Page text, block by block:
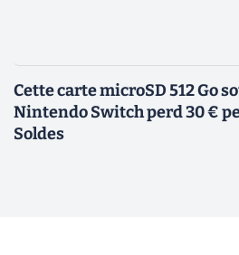
Cette carte microSD 512 Go
Nintendo Switch perd 30 €
Soldes